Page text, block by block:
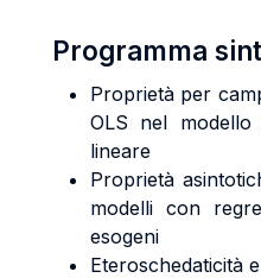
Programma
Proprietà per
OLS nel modello
lineare
Proprietà
modelli con
esogeni
Eteroschedaticità